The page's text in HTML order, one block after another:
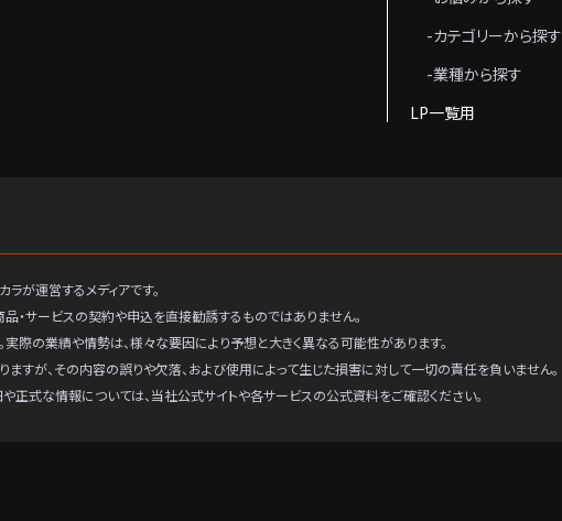
-カテゴリーから探す
-業種から探す
LP一覧用
が運営するメディアです。
・サービスの契約や申込を直接勧誘するものではありません。
際の業績や情勢は、様々な要因により予想と大きく異なる可能性があります。
すが、その内容の誤りや欠落、および使用によって生じた損害に対して一切の責任を負いません。
正式な情報については、当社公式サイトや各サービスの公式資料をご確認ください。